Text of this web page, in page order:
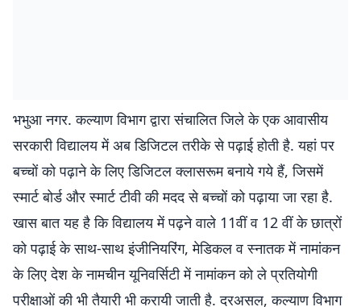
भभुआ नगर. कल्याण विभाग द्वारा संचालित जिले के एक आवासीय
सरकारी विद्यालय में अब डिजिटल तरीके से पढ़ाई होती है. यहां पर
बच्चों को पढ़ाने के लिए डिजिटल क्लासरूम बनाये गये हैं, जिसमें
स्मार्ट बोर्ड और स्मार्ट टीवी की मदद से बच्चों को पढ़ाया जा रहा है.
खास बात यह है कि विद्यालय में पढ़ने वाले 11वीं व 12 वीं के छात्रों
को पढ़ाई के साथ-साथ इंजीनियरिंग, मेडिकल व स्नातक में नामांकन
के लिए देश के नामचीन यूनिवर्सिटी में नामांकन को ले प्रतियोगी
परीक्षाओं की भी तैयारी भी करायी जाती है. दरअसल, कल्याण विभाग